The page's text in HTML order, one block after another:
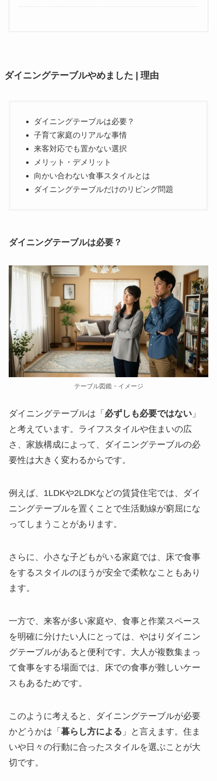
新築・縦長リビングの間取り工夫
総括 : ダイニングテーブルやめましたのまとめ
ダイニングテーブルやめました | 理由
ダイニングテーブルは必要？
子育て家庭のリアルな事情
来客対応でも置かない選択
メリット・デメリット
向かい合わない食事スタイルとは
ダイニングテーブルだけのリビング問題
ダイニングテーブルは必要？
テーブル図鑑・イメージ
ダイニングテーブルは「 必ずしも必要ではない」
と考えています。ライフスタイルや住まいの広
さ、家族構成によって、ダイニングテーブルの必
要性は大きく変わるからです。
例えば、1LDKや2LDKなどの賃貸住宅では、ダイ
ニングテーブルを置くことで生活動線が窮屈にな
ってしまうことがあります。
さらに、小さな子どもがいる家庭では、床で食事
をするスタイルのほうが安全で柔軟なこともあり
ます。
一方で、来客が多い家庭や、食事と作業スペース
を明確に分けたい人にとっては、やはりダイニン
グテーブルがあると便利です。大人が複数集まっ
て食事をする場面では、床での食事が難しいケー
スもあるためです。
このように考えると、ダイニングテーブルが必要
かどうかは「 暮らし方による 」と言えます。住ま
いや日々の行動に合ったスタイルを選ぶことが大
切です。